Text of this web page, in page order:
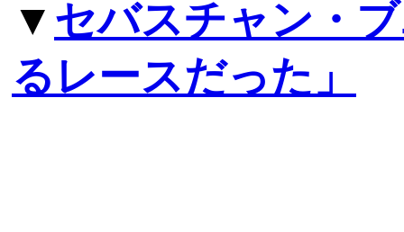
▼ セバスチャン・
るレースだった」